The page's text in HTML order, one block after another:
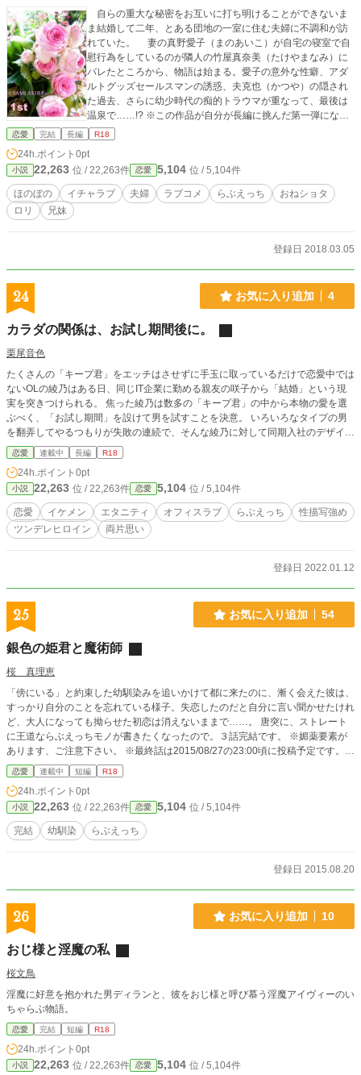
自らの重大な秘密をお互いに打ち明けることができないま
ま結婚して二年、とある団地の一室に住む夫婦に不調和が訪
れていた。 妻の真野愛子（まのあいこ）が自宅の寝室で自
慰行為をしているのが隣人の竹屋真奈美（たけやまなみ）に
バレたところから、物語は始まる。愛子の意外な性癖、アダ
ルトグッズセールスマンの誘惑、夫克也（かつや）の隠され
た過去、さらに幼少時代の痴的トラウマが重なって、最後は
温泉で……!? ※この作品が自分が長編に挑んだ第一弾になり
ます。応募用原稿用紙フォーマットを修正し、さらに改稿を
をつけることにしました。 ※ムーンライトノベルズ掲載作品
です。 （2018/03/08）
恋愛 完結 長編 R18
24h.ポイント 0pt
小説 22,263 位 / 22,263件 恋愛 5,104 位 / 5,104件
ほのぼの イチャラブ 夫婦 ラブコメ らぶえっち
おねショタ
ロリ
兄妹
登録日 2018.03.05
24 お気に入り追加 4
カラダの関係は、お試し期間後に。
栗尾音色
たくさんの「キープ君」をエッチはさせずに手玉に取っているだけで恋愛中では
ないOLの綾乃はある日、同じIT企業に勤める親友の咲子から「結婚」という現
実を突きつけられる。 焦った綾乃は数多の「キープ君」の中から本物の愛を選
ぶべく、「お試し期間」を設けて男を試すことを決意。 いろいろなタイプの男
を翻弄してやるつもりが失敗の連続で、そんな綾乃に対して同期入社のデザイナ
ーで同い年の超イケメン性悪男・桐矢葵はいつも嫌味ばっかりで…？ ※ムーン
ライトノベルズ様、カクヨム様でも公開中！ ※R-18指定 性描写が含まれる話数
には、「※♡」をつけています。 主人公の恋人は、誰もが目を奪われるような
イケメン。 意地悪だが口がうまく、主人公以外の女性に対してはまったく嫌味
のない爽やかさを売りにしている超モテ男。 ＨではドSまではいかないS寄りで
すが、たまに攻められると受けに徹して喘ぎます。…が、最終的にはやはり倍返
しという展開がオチ。 テクニシャンで言葉責めを多用して女を翻弄するタイ
いったものが苦手な方は閲覧をお控え下さい。
恋愛 連載中 長編 R18
24h.ポイント 0pt
小説 22,263 位 / 22,263件 恋愛 5,104 位 / 5,104件
恋愛 イケメン エタニティ オフィスラブ らぶえっち
性描写強め
ツンデレヒロイン
両片思い
登録日 2022.01.12
25 お気に入り追加 54
銀色の姫君と魔術師
桜 真理恵
「傍にいる」と約束した幼馴染みを追いかけて都に来たのに、漸く会えた彼は、
すっかり自分のことを忘れている様子。失恋したのだと自分に言い聞かせたけれ
ど、大人になっても拗らせた初恋は消えないままで……。 唐突に、ストレート
に王道ならぶえっちモノが書きたくなったので。３話完結です。 ※媚薬要素が
あります、ご注意下さい。 ※最終話は2015/08/27の23:00頃に投稿予定です。完
結してからお読みになりたい方は、27日夜までお待ちください。
恋愛 連載中 短編 R18
24h.ポイント 0pt
小説 22,263 位 / 22,263件 恋愛 5,104 位 / 5,104件
完結 幼馴染 らぶえっち
登録日 2015.08.20
26 お気に入り追加 10
おじ様と淫魔の私
桜文鳥
淫魔に好意を抱かれた男ディランと、彼をおじ様と呼び慕う淫魔アイヴィーのい
ちゃらぶ物語。
恋愛 完結 短編 R18
24h.ポイント 0pt
小説 22,263 位 / 22,263件 恋愛 5,104 位 / 5,104件